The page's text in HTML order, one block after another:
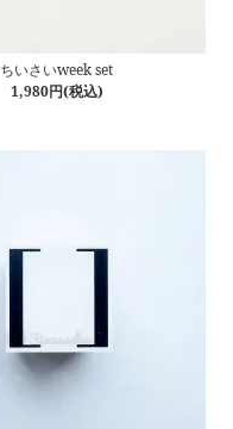
ちいさいweek set
1,980円(税込)